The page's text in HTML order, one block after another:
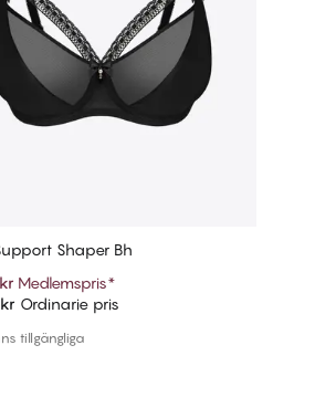
Lägg till i varukorg
Shaper Bh
Medlemspris*
Ordinarie pris
tillgängliga